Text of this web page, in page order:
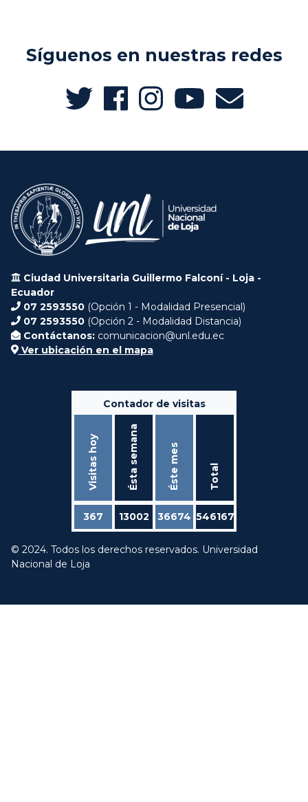
Síguenos en nuestras redes
Ciudad Universitaria Guillermo Falconí - Loja -
Ecuador
07 2593550 (Opción 1 - Modalidad Presencial)
07 2593550 (Opción 2 - Modalidad Distancia)
Contáctanos: comunicacion@unl.edu.ec
Ver ubicación en el mapa
Contador de visitas
Visitas hoy Ésta semana Éste mes Total
367 13002 36674 546167
© 2024. Todos los derechos reservados. Universidad
Nacional de Loja